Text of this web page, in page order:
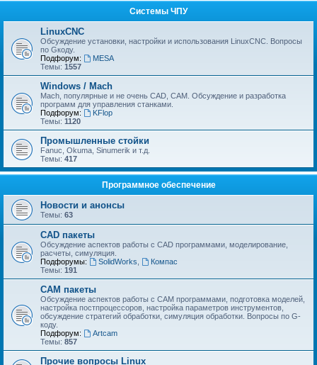
Системы ЧПУ
LinuxCNC
Обсуждение установки, настройки и использования LinuxCNC. Вопросы
по Gкоду.
Подфорум:
MESA
Темы: 1557
Windows / Mach
Mach, популярные и не очень CAD, CAM. Обсуждение и разработка
программ для управления станками.
Подфорум:
KFlop
Темы: 1120
Промышленные стойки
Fanuc, Okuma, Sinumerik и т.д.
Темы: 417
Программное обеспечение
Новости и анонсы
Темы: 63
CAD пакеты
Обсуждение аспектов работы с CAD программами, моделирование,
расчеты, симуляция.
Подфорумы:
SolidWorks
Компас
Темы: 191
CAM пакеты
Обсуждение аспектов работы с CAМ программами, подготовка моделей,
настройка постпроцессоров, настройка параметров инструментов,
обсуждение стратегий обработки, симуляция обработки. Вопросы по G-
коду.
Подфорум:
Artcam
Темы: 857
Прочие вопросы Linux